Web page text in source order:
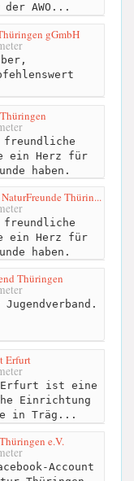
AWO...
gGmbH
freundliche
ein Herz für
haben.
Thürin...
freundliche
ein Herz für
haben.
Thüringen
Erfurt
Erfurt ist eine
Einrichtung
in Träg...
e.V.
Account